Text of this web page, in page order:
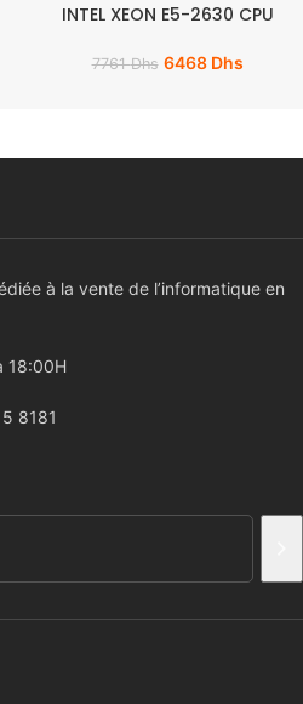
INTEL XEON E5-2630 CPU
7761Dhs 6468 Dhs
à la vente de l’informatique en
18:00H
8181